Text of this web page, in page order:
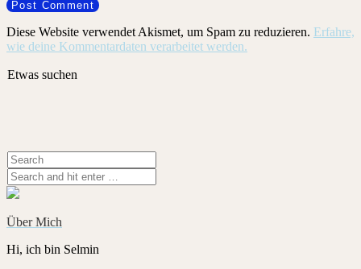
Diese Website verwendet Akismet, um Spam zu reduzieren. Erfahre,
wie deine Kommentardaten verarbeitet werden.
Etwas suchen
Über Mich
Hi, ich bin Selmin